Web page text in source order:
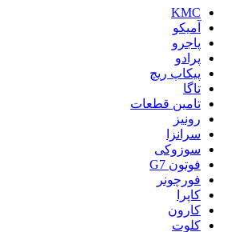
KMC
آمیکو
پاجرو
پرادو
پیکاپ ریچ
تاگا
تامین قطعات
رونیز
سرانزا
سوزوکی
فوتون G7
فورچونر
کاپرا
کارون
کلوت